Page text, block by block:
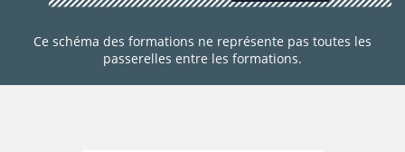
Ce schéma des formations ne représente pas toutes les
passerelles entre les formations.